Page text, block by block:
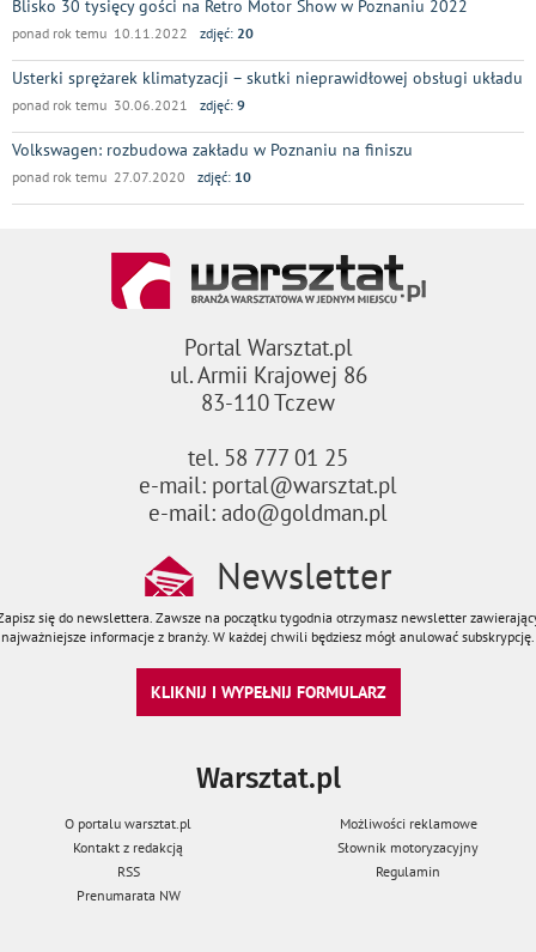
Blisko 30 tysięcy gości na Retro Motor Show w Poznaniu 2022
ponad rok temu 10.11.2022 zdjęć: 20
Usterki sprężarek klimatyzacji – skutki nieprawidłowej obsługi układu
ponad rok temu 30.06.2021 zdjęć: 9
Volkswagen: rozbudowa zakładu w Poznaniu na finiszu
ponad rok temu 27.07.2020 zdjęć: 10
Portal Warsztat.pl
ul. Armii Krajowej 86
83-110 Tczew
tel. 58 777 01 25
e-mail: portal@warsztat.pl
e-mail: ado@goldman.pl
Newsletter
się do newslettera. Zawsze na początku tygodnia otrzymasz newsletter
najważniejsze informacje z branży. W każdej chwili będziesz mógł anulować subskrypcję.
KLIKNIJ I WYPEŁNIJ FORMULARZ
Warsztat.pl
O portalu warsztat.pl
Możliwości reklamowe
Kontakt z redakcją
Słownik motoryzacyjny
RSS
Regulamin
Prenumarata NW